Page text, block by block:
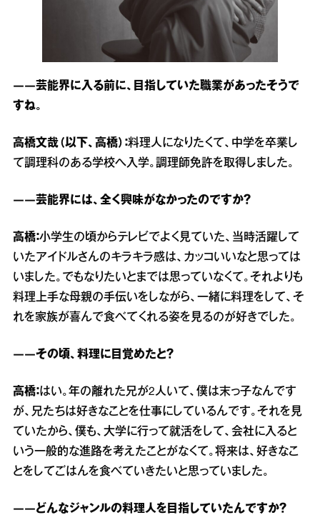
――芸能界に入る前に、目指していた職業があったそうで
すね。
高橋文哉（以下、高橋）：料理人になりたくて、中学を卒業し
て調理科のある学校へ入学。調理師免許を取得しました。
――芸能界には、全く興味がなかったのですか？
高橋：小学生の頃からテレビでよく見ていた、当時活躍して
いたアイドルさんのキラキラ感は、カッコいいなと思っては
いました。でもなりたいとまでは思っていなくて。それよりも
料理上手な母親の手伝いをしながら、一緒に料理をして、そ
れを家族が喜んで食べてくれる姿を見るのが好きでした。
――その頃、料理に目覚めたと？
高橋：はい。年の離れた兄が2人いて、僕は末っ子なんです
が、兄たちは好きなことを仕事にしているんです。それを見
ていたから、僕も、大学に行って就活をして、会社に入ると
いう一般的な進路を考えたことがなくて。将来は、好きなこ
とをしてごはんを食べていきたいと思っていました。
――どんなジャンルの料理人を目指していたんですか？